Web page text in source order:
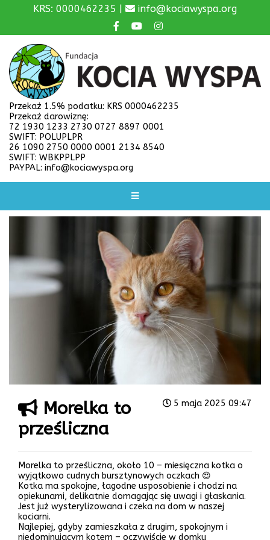
KRS: 0000462235 | info@kociawyspa.org
Przekaż 1.5% podatku: KRS 0000462235
Przekaż darowiznę:
72 1930 1233 2730 0727 8897 0001
SWIFT: POLUPLPR
26 1090 2750 0000 0001 2134 8540
SWIFT: WBKPPLPP
PAYPAL: info@kociawyspa.org
5 maja 2025 09:47
Morelka to
prześliczna
Morelka to prześliczna, około 10 – miesięczna kotka o
wyjątkowo cudnych bursztynowych oczkach 😍
Kotka ma spokojne, łagodne usposobienie i chodzi na
opiekunami, delikatnie domagając się uwagi i głaskania.
Jest już wysterylizowana i czeka na dom w naszej
kociarni.
Najlepiej, gdyby zamieszkała z drugim, spokojnym i
niedominującym kotem – oczywiście w domku